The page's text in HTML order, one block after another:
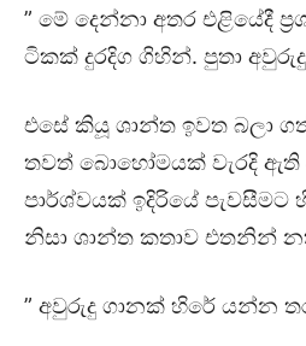
” මේ දෙන්නා අතර එළියේදී
ටිකක් දුරදිග ගිහින්. පුතා
එසේ කියූ ශාන්ත ඉවත බලා
තවත් බොහෝමයක් වැරදි
පාර්ශ්වයක් ඉදිරියේ
නිසා ශාන්ත කතාව එතනින්
” අවුරුදු ගානක් හිරේ යන්න